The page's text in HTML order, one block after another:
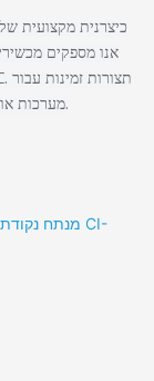
כיצרנית מקצועית
אנו מספקים
מערכות אוויר דחוס, עיבוד גז טבעי ויישומים קריוגניים.